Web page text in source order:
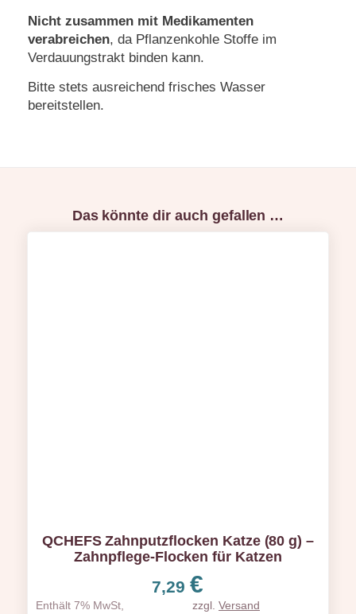
Nicht zusammen mit Medikamenten
verabreichen, da Pflanzenkohle Stoffe im
Verdauungstrakt binden kann.
Bitte stets ausreichend frisches Wasser
bereitstellen.
Das könnte dir auch gefallen …
QCHEFS Zahnputzflocken Katze (80 g) –
Zahnpflege-Flocken für Katzen
7,29€
Enthält 7% MwSt, zzgl. Versand